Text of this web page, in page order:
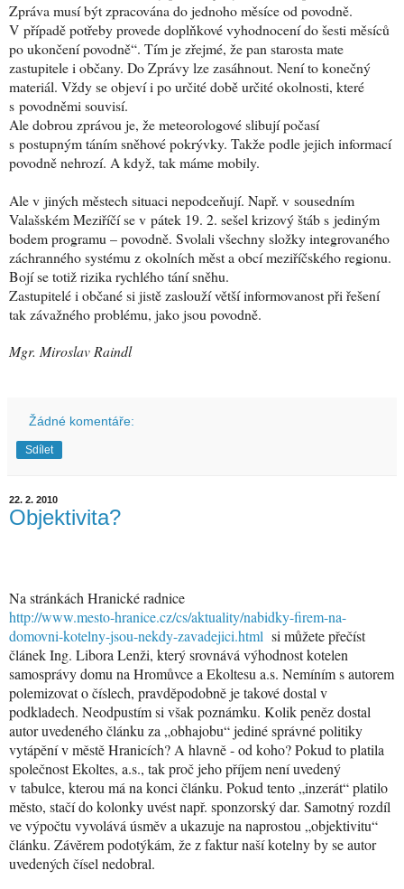
Zpráva musí být zpracována do jednoho měsíce od povodně.
V případě potřeby provede doplňkové vyhodnocení do šesti měsíců
po ukončení povodně“. Tím je zřejmé, že pan starosta mate
zastupitele i občany. Do Zprávy lze zasáhnout. Není to konečný
materiál. Vždy se objeví i po určité době určité okolnosti, které
s povodněmi souvisí.
Ale dobrou zprávou je, že meteorologové slibují počasí
s postupným táním sněhové pokrývky. Takže podle jejich informací
povodně nehrozí. A když, tak máme mobily.
Ale v jiných městech situaci nepodceňují. Např. v sousedním
Valašském Meziříčí se v pátek 19. 2. sešel krizový štáb s jediným
bodem programu – povodně. Svolali všechny složky integrovaného
záchranného systému z okolních měst a obcí meziříčského regionu.
Bojí se totiž rizika rychlého tání sněhu.
Zastupitelé i občané si jistě zaslouží větší informovanost při řešení
tak závažného problému, jako jsou povodně.
Mgr. Miroslav Raindl
Žádné komentáře:
Sdílet
22. 2. 2010
Objektivita?
Na stránkách Hranické radnice
http://www.mesto-hranice.cz/cs/aktuality/nabidky-firem-na-
domovni-kotelny-jsou-nekdy-zavadejici.html si můžete přečíst
článek Ing. Libora Lenži, který srovnává výhodnost kotelen
samosprávy domu na Hromůvce a Ekoltesu a.s. Nemíním s autorem
polemizovat o číslech, pravděpodobně je takové dostal v
podkladech. Neodpustím si však poznámku. Kolik peněz dostal
autor uvedeného článku za „obhajobu“ jediné správné politiky
vytápění v městě Hranicích? A hlavně - od koho? Pokud to platila
společnost Ekoltes, a.s., tak proč jeho příjem není uvedený
v tabulce, kterou má na konci článku. Pokud tento „inzerát“ platilo
město, stačí do kolonky uvést např. sponzorský dar. Samotný rozdíl
ve výpočtu vyvolává úsměv a ukazuje na naprostou „objektivitu“
článku. Závěrem podotýkám, že z faktur naší kotelny by se autor
uvedených čísel nedobral.